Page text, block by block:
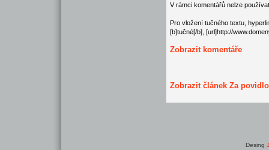
V rámci komentářů nelze
Pro vložení tučného textu,
[b]tučné[/b], [url]http://
Zobrazit komentáře
Zobrazit článek Za
Desing